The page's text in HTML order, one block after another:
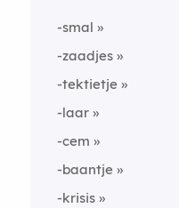
-smal
-zaadjes
-tektietje
-laar
-cem
-baantje
-krisis